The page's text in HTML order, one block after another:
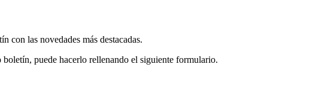
con las novedades más destacadas.
puede hacerlo rellenando el siguiente formulario.